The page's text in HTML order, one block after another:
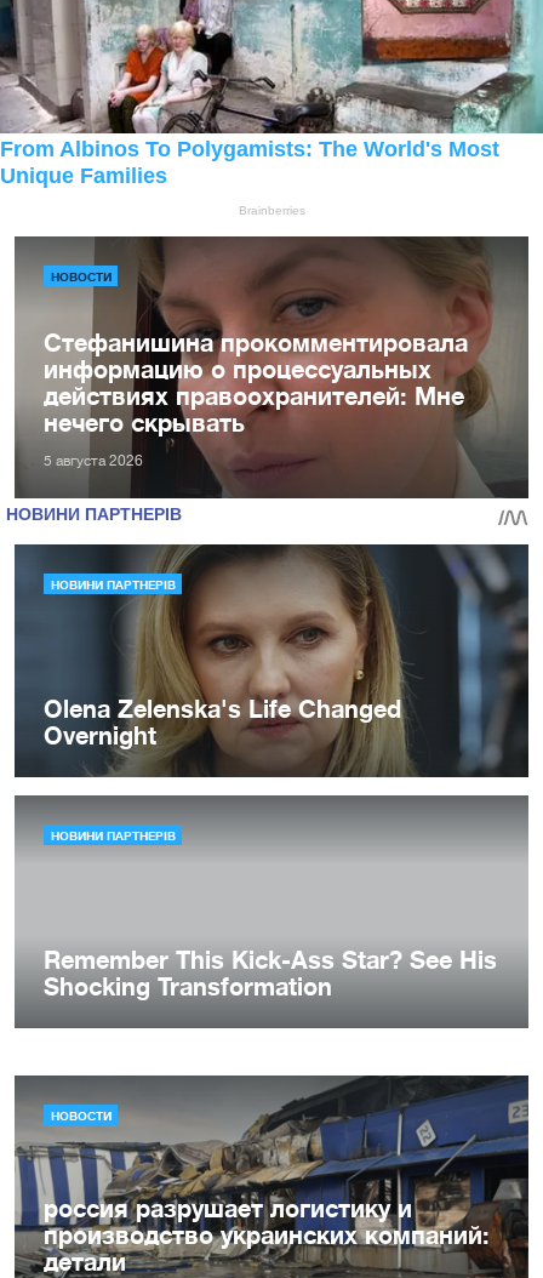
НОВОСТИ
Стефанишина прокомментировала
информацию о процессуальных
действиях правоохранителей: Мне
нечего скрывать
5 августа 2026
НОВОСТИ
россия разрушает логистику и
производство украинских компаний:
детали